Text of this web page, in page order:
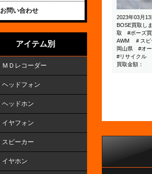
2023年03月13
BOSE買取し
取 #ボーズ
AWM ＃ス
岡山県 #オ
#リサイクル
買取金額：
お問い合わせ
アイテム別
ＭＤレコーダー
ヘッドフォン
ヘッドホン
イヤフォン
スピーカー
イヤホン